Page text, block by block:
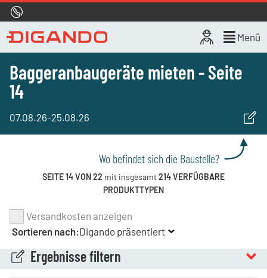
Menü
Baggeranbaugeräte mieten - Seite
14
07.08.26-25.08.26
Wo befindet sich die Baustelle?
SEITE 14 VON 22 mit insgesamt214 VERFÜGBARE
PRODUKTTYPEN
Ergebnisse filtern
Versandkosten anzeigen
Sortieren nach:Digando präsentiert